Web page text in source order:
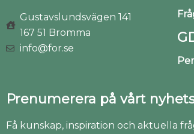
Gustavslundsvägen 141
167 51 Bromma
info@for.se
Prenumerera på vårt
Få kunskap, inspiration och aktuella